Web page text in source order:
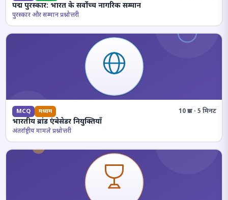
पद्म पुरस्कार: भारत के सर्वोच्च नागरिक सम्मान
पुरस्कार और सम्मान प्रश्नोत्तरी
MCQ मध्यम 10 प्रश्न · 5 मिनट
भारतीय ब्रांड एंबेसेडर नियुक्तियाँ
अंतर्राष्ट्रीय मामले प्रश्नोत्तरी